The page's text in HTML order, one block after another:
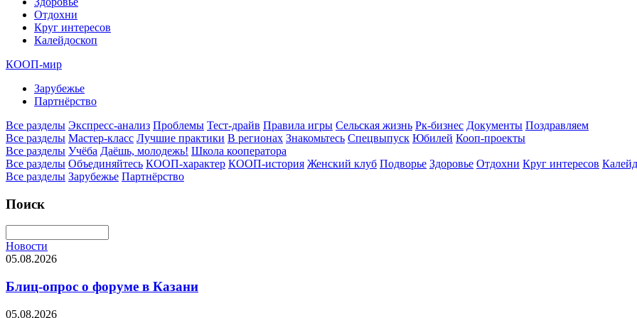
Отдохни
Круг интересов
Калейдоскоп
КООП-мир
Зарубежье
Партнёрство
Все разделы Экспресс-анализ Проблемы Тест-драйв Правила игры Сельская жизнь Рк-бизнес Документы Поздравляем
Все разделы Мастер-класс Лучшие практики В регионах Знакомьтесь Спецвыпуск Юбилей Кооп-проекты
Все разделы Учёба Даёшь, молодежь! Школа кооператора
Все разделы Объединяйтесь КООП-характер КООП-история Женский клуб Подворье Здоровье Отдохни Круг интересов
Все разделы Зарубежье Партнёрство
Поиск
Новости
05.08.2026
Блиц-опрос о форуме в Казани
05.08.2026